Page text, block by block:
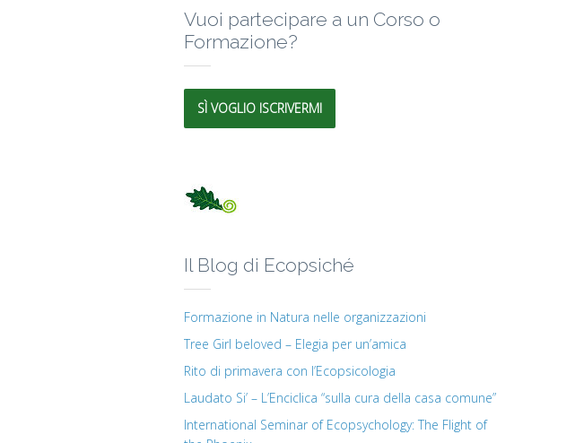
Vuoi partecipare a un Corso o
Formazione?
SÌ VOGLIO ISCRIVERMI
Il Blog di Ecopsiché
Formazione in Natura nelle organizzazioni
Tree Girl beloved – Elegia per un’amica
Rito di primavera con l’Ecopsicologia
Laudato Si’ – L’Enciclica “sulla cura della casa comune”
International Seminar of Ecopsychology: The Flight of